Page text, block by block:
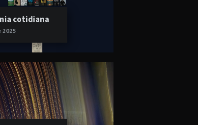
cotidiana
2025